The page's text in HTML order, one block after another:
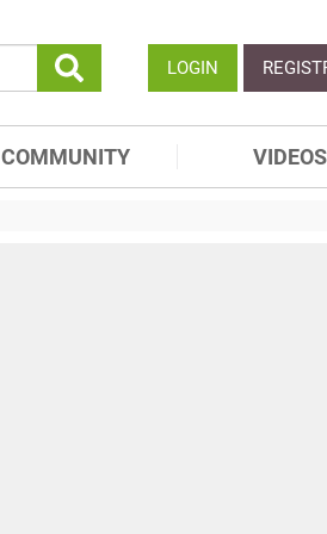
LOGIN
COMMUNITY VIDEOS